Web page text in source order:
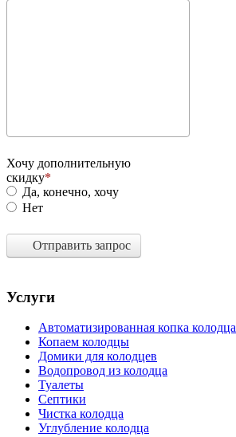
Хочу дополнительную
скидку
Да, конечно, хочу
Нет
Отправить запрос
Услуги
Автоматизированная копка колодца
Копаем колодцы
Домики для колодцев
Водопровод из колодца
Туалеты
Септики
Чистка колодца
Углубление колодца